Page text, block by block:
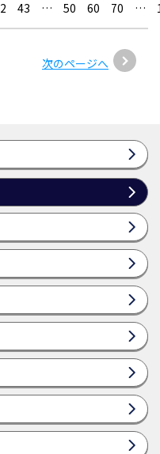
43 … 50 60 70 …
次のページへ